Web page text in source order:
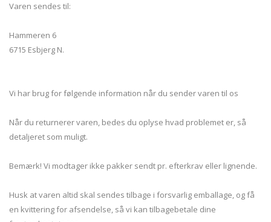
Varen sendes til:
Hammeren 6
6715 Esbjerg N.
Vi har brug for følgende information når du sender varen til os
Når du returnerer varen, bedes du oplyse hvad problemet er, så
detaljeret som muligt.
Bemærk! Vi modtager ikke pakker sendt pr. efterkrav eller lignende.
Husk at varen altid skal sendes tilbage i forsvarlig emballage, og få
en kvittering for afsendelse, så vi kan tilbagebetale dine